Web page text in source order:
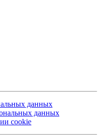
данных
данных
cookie